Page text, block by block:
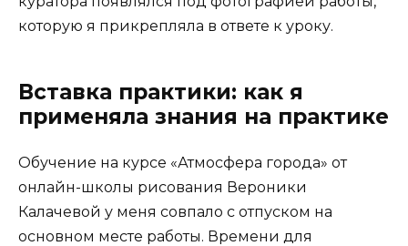
которую я прикрепляла в ответе к уроку.
Вставка практики: как я
применяла знания на практике
Обучение на курсе «Атмосфера города» от
онлайн-школы рисования Вероники
Калачевой у меня совпало с отпуском на
основном месте работы. Времени для